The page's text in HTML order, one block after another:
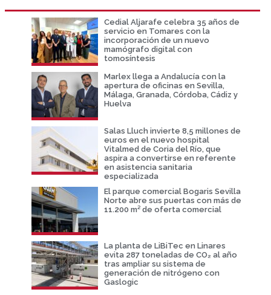
Cedial Aljarafe celebra 35 años de
servicio en Tomares con la
incorporación de un nuevo
mamógrafo digital con
tomosíntesis
Marlex llega a Andalucía con la
apertura de oficinas en Sevilla,
Málaga, Granada, Córdoba, Cádiz y
Huelva
Salas Lluch invierte 8,5 millones de
euros en el nuevo hospital
Vitalmed de Coria del Río, que
aspira a convertirse en referente
en asistencia sanitaria
especializada
El parque comercial Bogaris Sevilla
Norte abre sus puertas con más de
11.200 m² de oferta comercial
La planta de LiBiTec en Linares
evita 287 toneladas de CO₂ al año
tras ampliar su sistema de
generación de nitrógeno con
Gaslogic